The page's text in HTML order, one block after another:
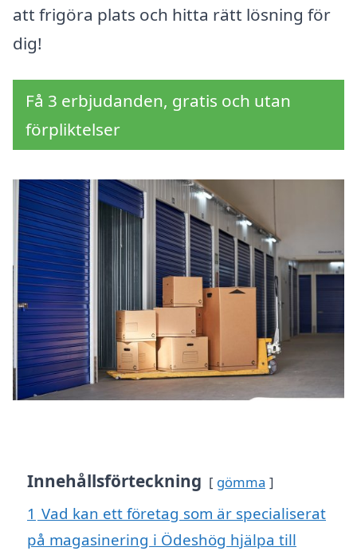
att frigöra plats och hitta rätt lösning för
dig!
Få 3 erbjudanden, gratis och utan
förpliktelser
Innehållsförteckning gömma
1 Vad kan ett företag som är specialiserat
på magasinering i Ödeshög hjälpa till